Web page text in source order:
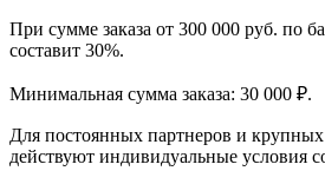
При сумме заказа от 300 000 руб. по
составит 30%.
Минимальная сумма заказа: 30 000 ₽.
Для постоянных партнеров и
действуют индивидуальные условия